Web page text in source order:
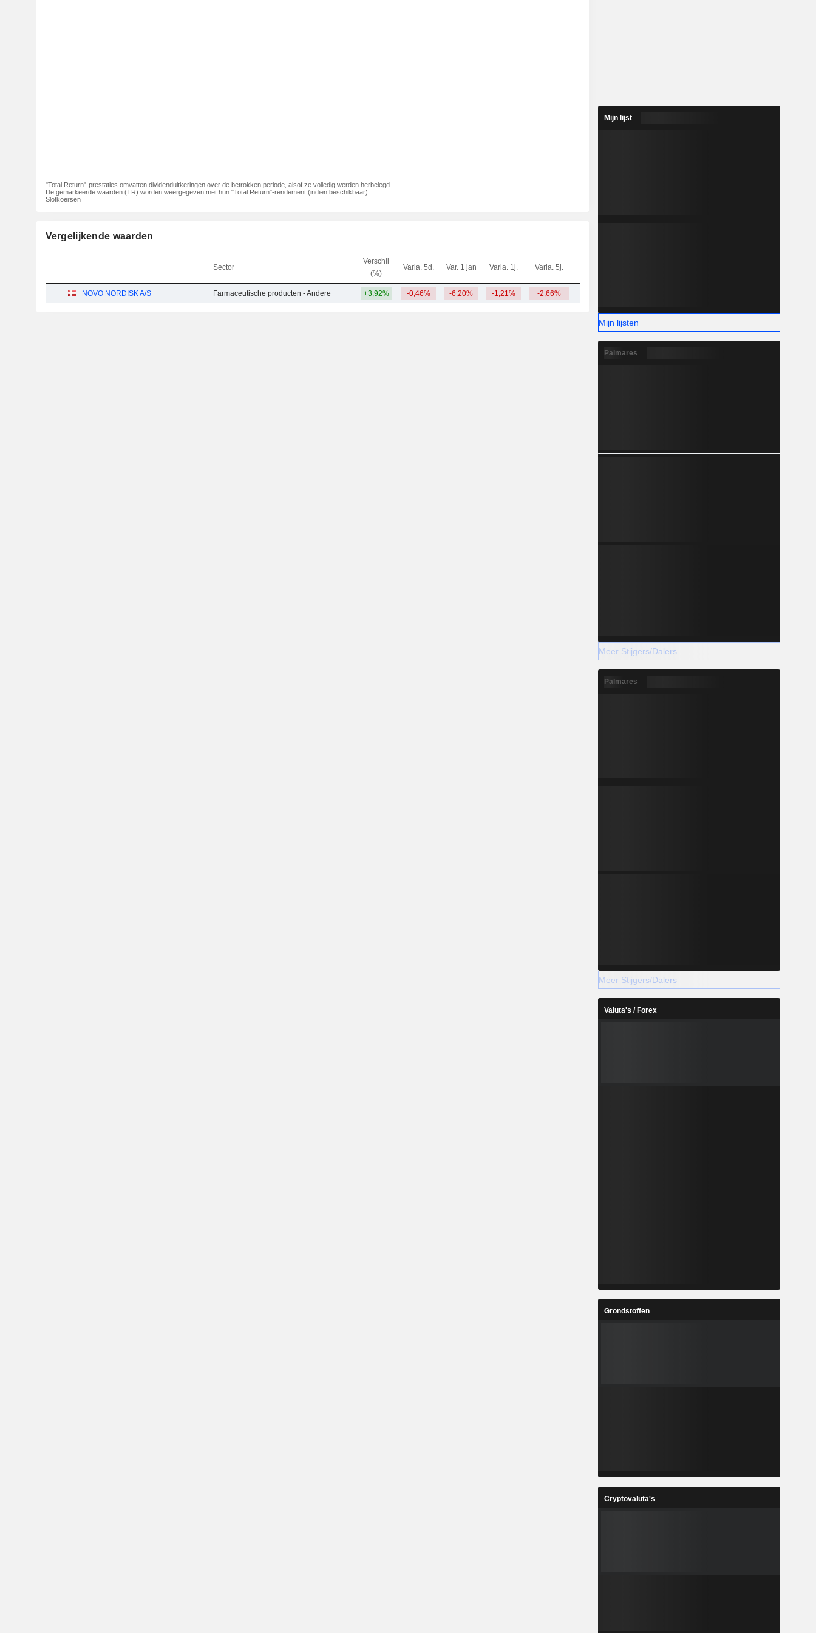
"Total Return"-prestaties omvatten dividenduitkeringen over de betrokken periode, alsof ze volledig werden herbelegd.
De gemarkeerde waarden (TR) worden weergegeven met hun "Total Return"-rendement (indien beschikbaar).
Slotkoersen
Vergelijkende waarden
Sector
Verschil
(%)
Varia. 5d. Var. 1 jan Varia. 1j. Varia. 5j.
NOVO NORDISK A/S Farmaceutische producten - Andere +3,92% -0,46% -6,20% -1,21% -2,66%
Mijn lijst
Mijn lijsten
Palmares
Meer Stijgers/Dalers
Palmares
Meer Stijgers/Dalers
Valuta's / Forex
Grondstoffen
Cryptovaluta's